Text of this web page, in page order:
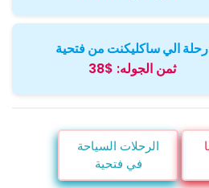
رحلة الي ساكليكنت من فتحية
ثمن الجوله: $38
الرحلات السياحة
في فتحية